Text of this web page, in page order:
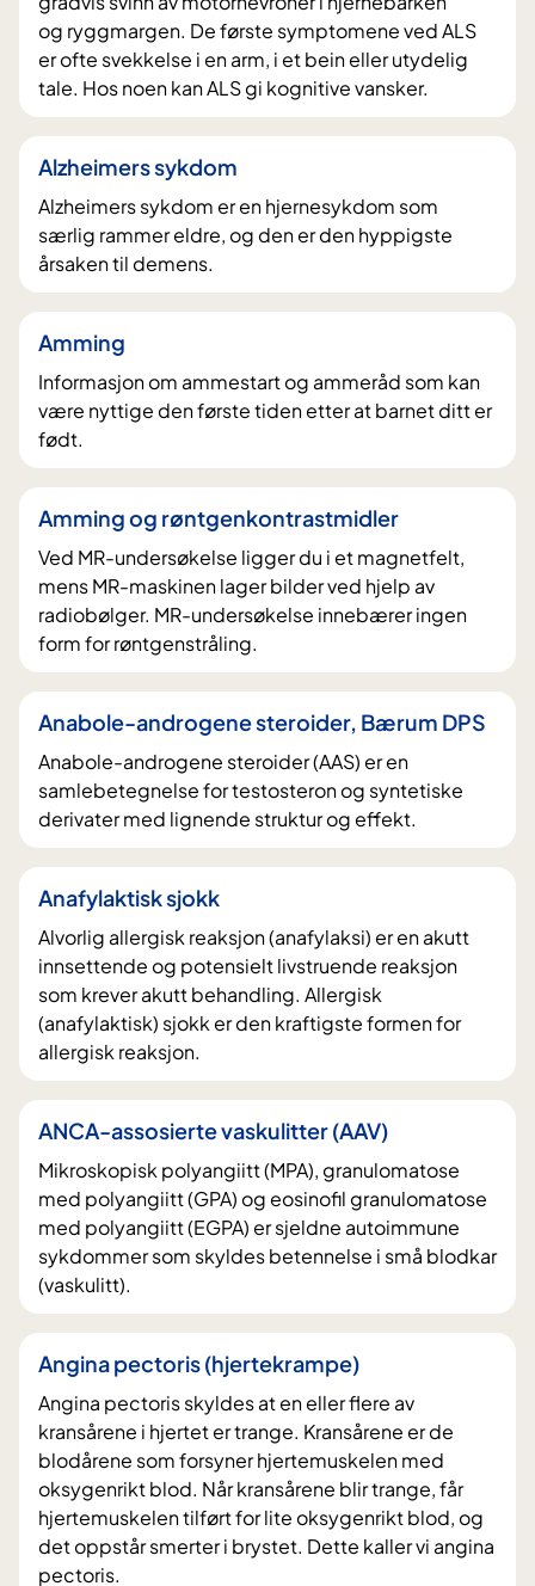
og ryggmargen. De første symptomene ved ALS
er ofte svekkelse i en arm, i et bein eller utydelig
tale. Hos noen kan ALS gi kognitive vansker.
Alzheimers sykdom
Alzheimers sykdom er en hjernesykdom som
særlig rammer eldre, og den er den hyppigste
årsaken til demens.
Amming
Informasjon om ammestart og ammeråd som kan
være nyttige den første tiden etter at barnet ditt er
født.
Amming og røntgenkontrastmidler
Ved MR-undersøkelse ligger du i et magnetfelt,
mens MR-maskinen lager bilder ved hjelp av
radiobølger. MR-undersøkelse innebærer ingen
form for røntgenstråling.
Anabole-androgene steroider, Bærum DPS
Anabole-androgene steroider (AAS) er en
samlebetegnelse for testosteron og syntetiske
derivater med lignende struktur og effekt.
Anafylaktisk sjokk
Alvorlig allergisk reaksjon (anafylaksi) er en akutt
innsettende og potensielt livstruende reaksjon
som krever akutt behandling. Allergisk
(anafylaktisk) sjokk er den kraftigste formen for
allergisk reaksjon.
ANCA-assosierte vaskulitter (AAV)
Mikroskopisk polyangiitt (MPA), granulomatose
med polyangiitt (GPA) og eosinofil granulomatose
med polyangiitt (EGPA) er sjeldne autoimmune
sykdommer som skyldes betennelse i små blodkar
(vaskulitt).
Angina pectoris (hjertekrampe)
Angina pectoris skyldes at en eller flere av
kransårene i hjertet er trange. Kransårene er de
blodårene som forsyner hjertemuskelen med
oksygenrikt blod. Når kransårene blir trange, får
hjertemuskelen tilført for lite oksygenrikt blod, og
det oppstår smerter i brystet. Dette kaller vi angina
pectoris.